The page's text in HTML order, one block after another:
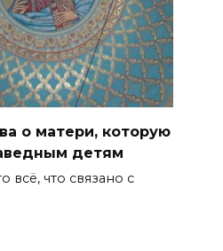
о матери, которую
детям
всё, что связано с